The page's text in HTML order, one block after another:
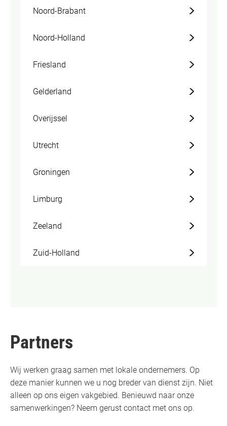
Noord-Brabant
Noord-Holland
Friesland
Gelderland
Overijssel
Utrecht
Groningen
Limburg
Zeeland
Zuid-Holland
Partners
Wij werken graag samen met lokale ondernemers. Op
deze manier kunnen we u nog breder van dienst zijn. Niet
alleen op ons eigen vakgebied. Benieuwd naar onze
samenwerkingen? Neem gerust contact met ons op.